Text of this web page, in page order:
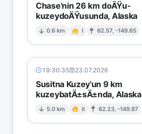
Chase'nin 26 km doÄŸu-
kuzeydoÄŸusunda, Alaska
0.6 km I 62.57, -149.65
19:30:35 23.07.2026
Susitna Kuzey'un 9 km
kuzeybatÄ±sÄ±nda, Alaska
5.0 km II 62.23, -149.97